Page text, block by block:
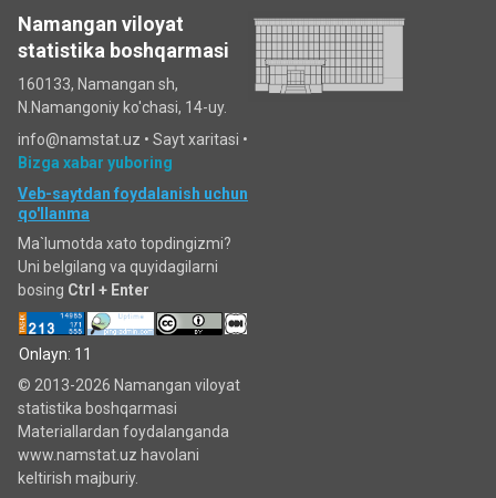
Namangan viloyat
statistika boshqarmasi
160133, Namangan sh,
N.Namangoniy ko'chasi, 14-uy.
info@namstat.uz • Sayt xaritasi •
Bizga xabar yuboring
Veb-saytdan foydalanish uchun
qo'llanma
Ma`lumotda xato topdingizmi?
Uni belgilang va quyidagilarni
bosing Ctrl + Enter
Onlayn: 11
© 2013-2026 Namangan viloyat
statistika boshqarmasi
Materiallardan foydalanganda
www.namstat.uz havolani
keltirish majburiy.